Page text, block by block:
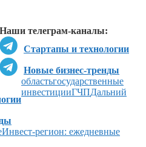
Наши телеграм-каналы:
Стартапы и технологии
Новые бизнес-тренды
областьгосударственные
инвестицииГЧПДальний
Инвест-регион: ежедневные